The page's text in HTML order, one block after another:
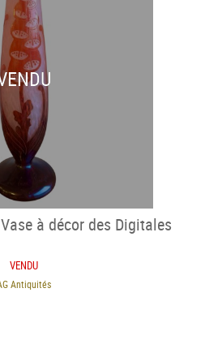
à décor des Digitales
VENDU
Antiquités